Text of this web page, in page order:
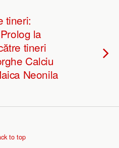
tineri:
la
tineri
Calciu
Neonila
to top